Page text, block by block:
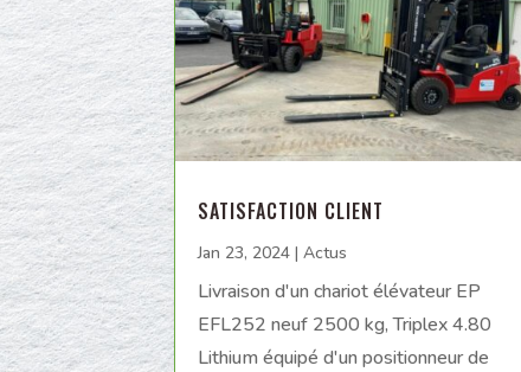
SATISFACTION CLIENT
Jan 23, 2024 | Actus
Livraison d'un chariot élévateur EP
EFL252 neuf 2500 kg, Triplex 4.80
Lithium équipé d'un positionneur de